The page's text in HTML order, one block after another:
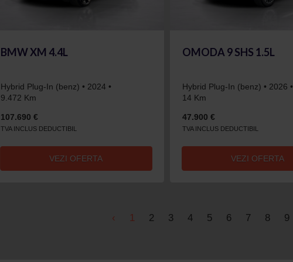
BMW XM 4.4L
Hybrid Plug-In (benz) • 2024 •
9.472 Km
107.690 €
TVA INCLUS DEDUCTIBIL
VEZI OFERTA
OMODA 9 SHS 1.5L
Hybrid Plug-In (benz) • 2026 •
14 Km
47.900 €
TVA INCLUS DEDUCTIBIL
VEZI OFERTA
‹ 1 2 3 4 5 6 7 8 9